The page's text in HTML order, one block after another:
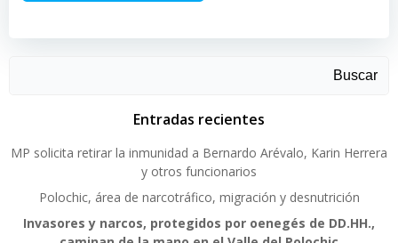
Buscar
Entradas recientes
MP solicita retirar la inmunidad a Bernardo Arévalo, Karin Herrera
y otros funcionarios
Polochic, área de narcotráfico, migración y desnutrición
Invasores y narcos, protegidos por oenegés de DD.HH.,